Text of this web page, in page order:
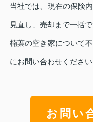
当社では、現在の保険
見直し、売却まで一括
楠葉の空き家について
にお問い合わせください
お問い